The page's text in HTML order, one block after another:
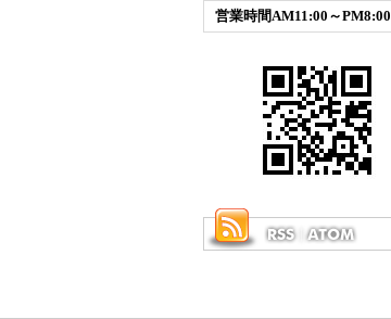
営業時間AM11:00～PM8:00